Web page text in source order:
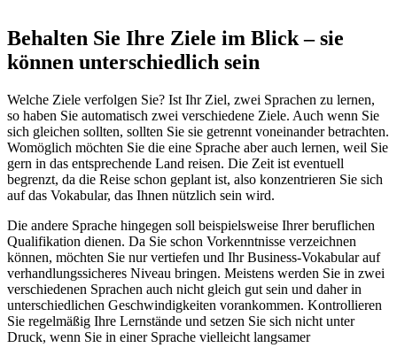
Behalten Sie Ihre Ziele im Blick – sie
können unterschiedlich sein
Welche Ziele verfolgen Sie? Ist Ihr Ziel, zwei Sprachen zu lernen,
so haben Sie automatisch zwei verschiedene Ziele. Auch wenn Sie
sich gleichen sollten, sollten Sie sie getrennt voneinander betrachten.
Womöglich möchten Sie die eine Sprache aber auch lernen, weil Sie
gern in das entsprechende Land reisen. Die Zeit ist eventuell
begrenzt, da die Reise schon geplant ist, also konzentrieren Sie sich
auf das Vokabular, das Ihnen nützlich sein wird.
Die andere Sprache hingegen soll beispielsweise Ihrer beruflichen
Qualifikation dienen. Da Sie schon Vorkenntnisse verzeichnen
können, möchten Sie nur vertiefen und Ihr Business-Vokabular auf
verhandlungssicheres Niveau bringen. Meistens werden Sie in zwei
verschiedenen Sprachen auch nicht gleich gut sein und daher in
unterschiedlichen Geschwindigkeiten vorankommen. Kontrollieren
Sie regelmäßig Ihre Lernstände und setzen Sie sich nicht unter
Druck, wenn Sie in einer Sprache vielleicht langsamer